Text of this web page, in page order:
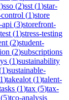
)sso (2)sst (1)star-
(1)store
api (3)storefront-
(1)stress-testing
(2)student-
(2)subscriptions
(1)sustainability
1)sustainable-
1)takealot (1)talent-
(1)tax (5)tax-
(5)tco-analysis